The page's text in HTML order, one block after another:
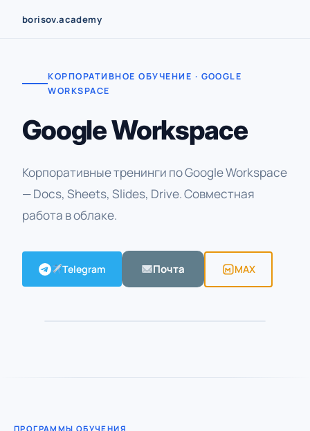
borisov.academy
КОРПОРАТИВНОЕ ОБУЧЕНИЕ · GOOGLE
WORKSPACE
Google Workspace
Корпоративные тренинги по Google Workspace
— Docs, Sheets, Slides, Drive. Совместная
работа в облаке.
Telegram Почта MAX
ПРОГРАММЫ ОБУЧЕНИЯ